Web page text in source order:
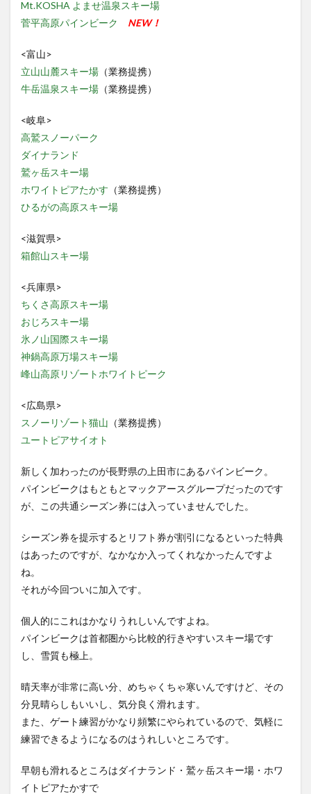
Mt.KOSHA よませ温泉スキー場
菅平高原パインビーク NEW！
<富山>
立山山麓スキー場 （業務提携）
牛岳温泉スキー場 （業務提携）
<岐阜>
高鷲スノーパーク
ダイナランド
鷲ヶ岳スキー場
ホワイトピアたかす （業務提携）
ひるがの高原スキー場
<滋賀県>
箱館山スキー場
<兵庫県>
ちくさ高原スキー場
おじろスキー場
氷ノ山国際スキー場
神鍋高原万場スキー場
峰山高原リゾートホワイトピーク
<広島県>
スノーリゾート猫山 （業務提携）
ユートピアサイオト
新しく加わったのが長野県の上田市にあるパインビーク。
パインビークはもともとマックアースグループだったのです
が、この共通シーズン券には入っていませんでした。
シーズン券を提示するとリフト券が割引になるといった特典
はあったのですが、なかなか入ってくれなかったんですよ
ね。
それが今回ついに加入です。
個人的にこれはかなりうれしいんですよね。
パインビークは首都圏から比較的行きやすいスキー場です
し、雪質も極上。
晴天率が非常に高い分、めちゃくちゃ寒いんですけど、その
分見晴らしもいいし、気分良く滑れます。
また、ゲート練習がかなり頻繁にやられているので、気軽に
練習できるようになるのはうれしいところです。
早朝も滑れるところはダイナランド・鷲ヶ岳スキー場・ホワ
イトピアたかすで